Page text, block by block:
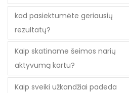
kad pasiektumėte geriausių
rezultatų?
Kaip skatiname šeimos narių
aktyvumą kartu?
Kaip sveiki užkandžiai padeda